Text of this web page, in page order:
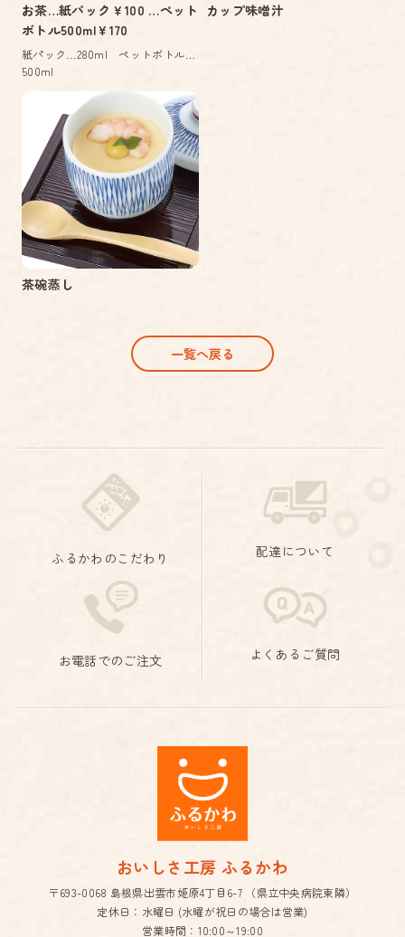
お茶…紙パック￥100 …ペット
ボトル500ml￥170
紙パック…280ml ペットボトル…
500ml
カップ味噌汁
茶碗蒸し
一覧へ戻る
ふるかわのこだわり 配達について
お電話でのご注文 よくあるご質問
おいしさ工房 ふるかわ
〒693-0068 島根県出雲市姫原4丁目6-7 （県立中央病院東隣）
定休日：水曜日 (水曜が祝日の場合は営業)
営業時間：10:00～19:00